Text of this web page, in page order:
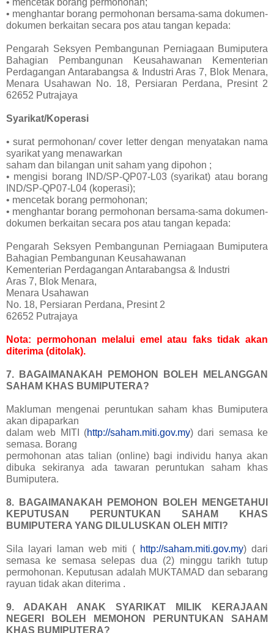
• menghantar borang permohonan bersama-sama dokumen-
dokumen berkaitan secara pos atau tangan kepada:
Pengarah Seksyen Pembangunan Perniagaan Bumiputera
Bahagian Pembangunan Keusahawanan Kementerian
Perdagangan Antarabangsa & Industri Aras 7, Blok Menara,
Menara Usahawan No. 18, Persiaran Perdana, Presint 2
62652 Putrajaya
Syarikat/Koperasi
• surat permohonan/ cover letter dengan menyatakan nama
syarikat yang menawarkan
saham dan bilangan unit saham yang dipohon ;
• mengisi borang IND/SP-QP07-L03 (syarikat) atau borang
IND/SP-QP07-L04 (koperasi);
• mencetak borang permohonan;
• menghantar borang permohonan bersama-sama dokumen-
dokumen berkaitan secara pos atau tangan kepada:
Pengarah Seksyen Pembangunan Perniagaan Bumiputera
Bahagian Pembangunan Keusahawanan
Kementerian Perdagangan Antarabangsa & Industri
Aras 7, Blok Menara,
Menara Usahawan
No. 18, Persiaran Perdana, Presint 2
62652 Putrajaya
Nota: permohonan melalui emel atau faks tidak akan
diterima (ditolak).
7. BAGAIMANAKAH PEMOHON BOLEH MELANGGAN
SAHAM KHAS BUMIPUTERA?
Makluman mengenai peruntukan saham khas Bumiputera
akan dipaparkan
dalam web MITI (http://saham.miti.gov.my) dari semasa ke
semasa. Borang
permohonan atas talian (online) bagi individu hanya akan
dibuka sekiranya ada tawaran peruntukan saham khas
Bumiputera.
8. BAGAIMANAKAH PEMOHON BOLEH MENGETAHUI
KEPUTUSAN PERUNTUKAN SAHAM KHAS
BUMIPUTERA YANG DILULUSKAN OLEH MITI?
Sila layari laman web miti ( http://saham.miti.gov.my) dari
semasa ke semasa selepas dua (2) minggu tarikh tutup
permohonan. Keputusan adalah MUKTAMAD dan sebarang
rayuan tidak akan diterima .
9. ADAKAH ANAK SYARIKAT MILIK KERAJAAN
NEGERI BOLEH MEMOHON PERUNTUKAN SAHAM
KHAS BUMIPUTERA?